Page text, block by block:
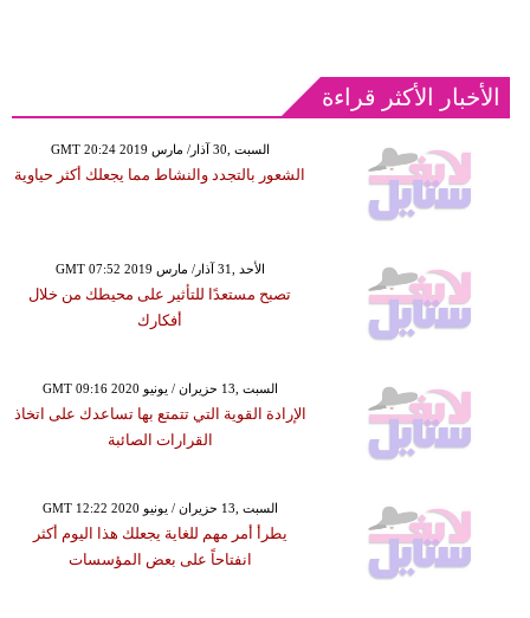
الأخبار الأكثر قراءة
GMT 20:24 2019 السبت ,30 آذار/ مارس
الشعور بالتجدد والنشاط مما يجعلك أكثر حياوية
GMT 07:52 2019 الأحد ,31 آذار/ مارس
تصبح مستعدًا للتأثير على محيطك من خلال
أفكارك
GMT 09:16 2020 السبت ,13 حزيران / يونيو
الإرادة القوية التي تتمتع بها تساعدك على اتخاذ
القرارات الصائبة
GMT 12:22 2020 السبت ,13 حزيران / يونيو
يطرأ أمر مهم للغاية يجعلك هذا اليوم أكثر
انفتاحاً على بعض المؤسسات